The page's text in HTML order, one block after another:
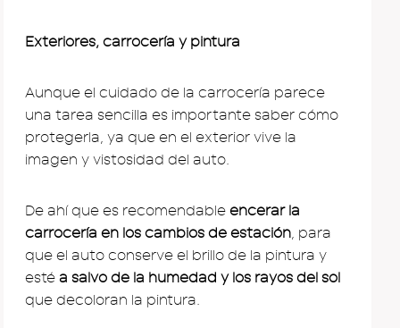
Exteriores, carrocería y pintura
Aunque el cuidado de la carrocería parece
una tarea sencilla es importante saber cómo
protegerla, ya que en el exterior vive la
imagen y vistosidad del auto.
De ahí que es recomendable encerar la
carrocería en los cambios de estación, para
que el auto conserve el brillo de la pintura y
esté a salvo de la humedad y los rayos del sol
que decoloran la pintura.